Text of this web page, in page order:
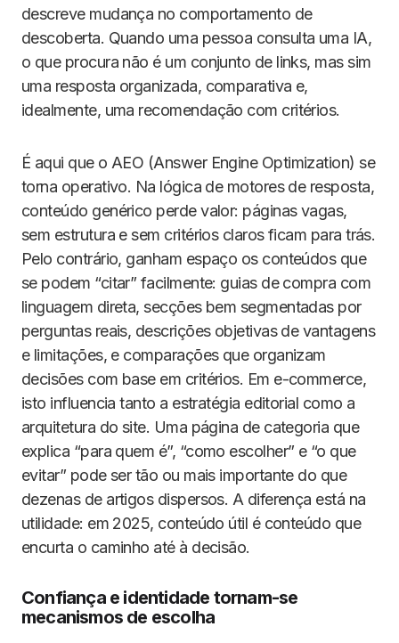
descreve mudança no comportamento de
descoberta. Quando uma pessoa consulta uma IA,
o que procura não é um conjunto de links, mas sim
uma resposta organizada, comparativa e,
idealmente, uma recomendação com critérios.
É aqui que o AEO (Answer Engine Optimization) se
torna operativo. Na lógica de motores de resposta,
conteúdo genérico perde valor: páginas vagas,
sem estrutura e sem critérios claros ficam para trás.
Pelo contrário, ganham espaço os conteúdos que
se podem “citar” facilmente: guias de compra com
linguagem direta, secções bem segmentadas por
perguntas reais, descrições objetivas de vantagens
e limitações, e comparações que organizam
decisões com base em critérios. Em e-commerce,
isto influencia tanto a estratégia editorial como a
arquitetura do site. Uma página de categoria que
explica “para quem é”, “como escolher” e “o que
evitar” pode ser tão ou mais importante do que
dezenas de artigos dispersos. A diferença está na
utilidade: em 2025, conteúdo útil é conteúdo que
encurta o caminho até à decisão.
Confiança e identidade tornam-se
mecanismos de escolha